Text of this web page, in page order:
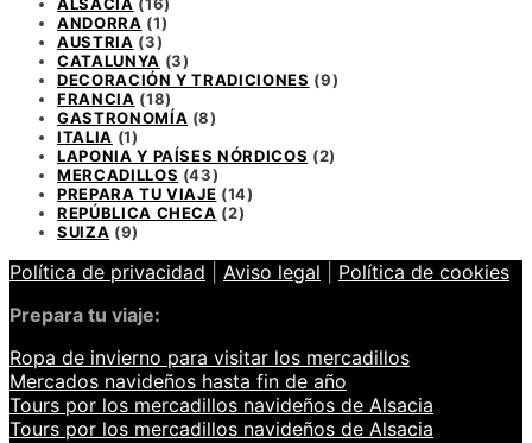
ANDORRA (1)
AUSTRIA (3)
CATALUNYA (3)
DECORACIÓN Y TRADICIONES (9)
FRANCIA (18)
GASTRONOMÍA (8)
ITALIA (1)
LAPONIA Y PAÍSES NÓRDICOS (2)
MERCADILLOS (43)
PREPARA TU VIAJE (14)
REPÚBLICA CHECA (2)
SUIZA (9)
Política de privacidad Aviso legal
Política de cookies
Prepara tu viaje:
Ropa de invierno para visitar los mercadillos
Mercados navideños hasta fin de año
Tours por los mercadillos navideños de Alsacia
Tours por los mercadillos navideños de Alsacia